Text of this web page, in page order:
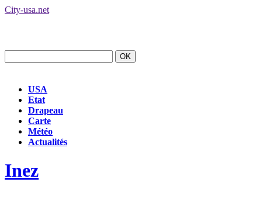
City-usa.net
USA
Etat
Drapeau
Carte
Météo
Actualités
Inez